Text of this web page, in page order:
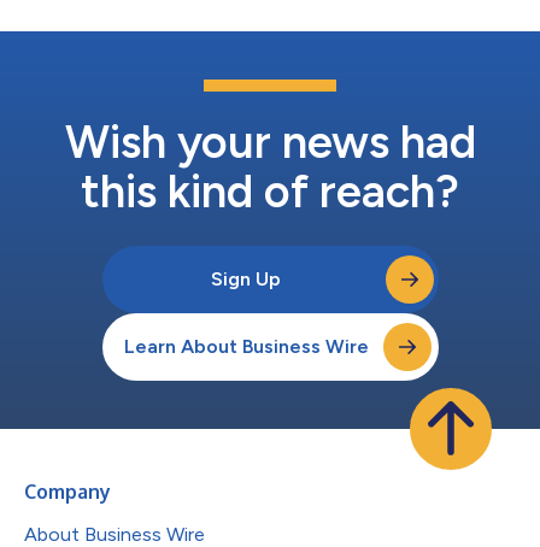
定义和关系 简化供应链间的排放数据共享与互操作性，缓解许多
气体排放法规进行报告，包括欧盟的《企业可持续发展报告指令》
(CSRD)、加州参议院第253号法案(CA SB 253)以及国际可持续发
(WBC...Wish your news had
this kind of reach?
Sign Up
Learn About Business Wire
Company
About Business Wire